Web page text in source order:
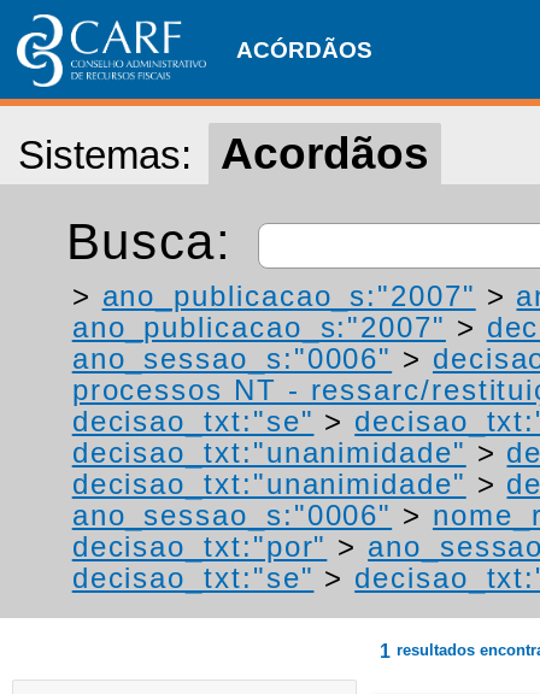
ACÓRDÃOS
Sistemas: Acordãos
Busca:
> ano_publicacao_s:"2007" >
ano_publicacao_s:"2007" >
ano_sessao_s:"0006" >
processos NT - ressarc/
decisao_txt:"se" >
decisao_txt:"unanimidade" >
decisao_txt:"unanimidade" >
ano_sessao_s:"0006" >
decisao_txt:"por" >
decisao_txt:"se" >
1 resultados